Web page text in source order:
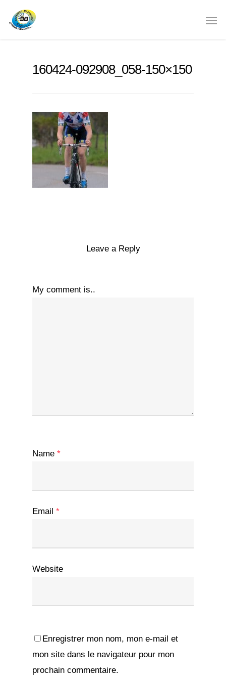
160424-092908_058-150×150
Leave a Reply
My comment is..
Name *
Email *
Website
Enregistrer mon nom, mon e-mail et
mon site dans le navigateur pour mon
prochain commentaire.